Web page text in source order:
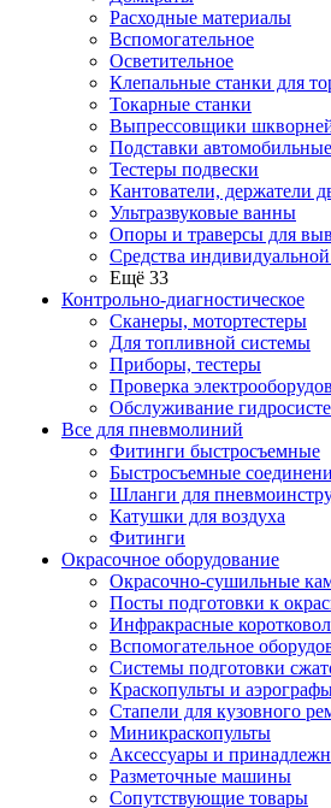
Расходные материалы
Вспомогательное
Осветительное
Клепальные станки для
Токарные станки
Выпрессовщики
Подставки
Тестеры подвески
Кантователи, держатели
Ультразвуковые ванны
Опоры и траверсы для
Средства
Ещё 33
Контрольно-диагностическое
Сканеры, мотортестеры
Для топливной системы
Приборы, тестеры
Проверка
Обслуживание
Все для пневмолиний
Фитинги быстросъемные
Быстросъемные
Шланги для
Катушки для воздуха
Фитинги
Окрасочное оборудование
Окрасочно-сушильные
Посты подготовки к
Инфракрасные
Вспомогательное
Системы подготовки
Краскопульты и
Стапели для кузовного
Миникраскопульты
Аксессуары и
Разметочные машины
Сопутствующие товары